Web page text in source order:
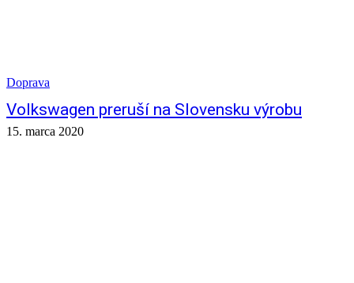
Doprava
Volkswagen preruší na Slovensku výrobu
15. marca 2020